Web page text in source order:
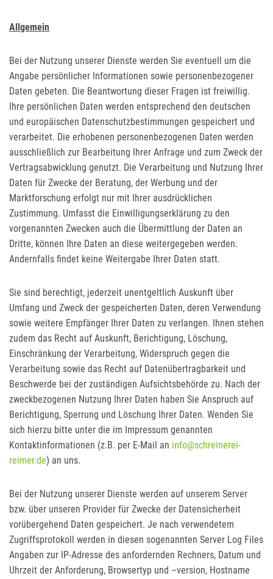
Allgemein
Bei der Nutzung unserer Dienste werden Sie eventuell um die
Angabe persönlicher Informationen sowie personenbezogener
Daten gebeten. Die Beantwortung dieser Fragen ist freiwillig.
Ihre persönlichen Daten werden entsprechend den deutschen
und europäischen Datenschutzbestimmungen gespeichert und
verarbeitet. Die erhobenen personenbezogenen Daten werden
ausschließlich zur Bearbeitung Ihrer Anfrage und zum Zweck der
Vertragsabwicklung genutzt. Die Verarbeitung und Nutzung Ihrer
Daten für Zwecke der Beratung, der Werbung und der
Marktforschung erfolgt nur mit Ihrer ausdrücklichen
Zustimmung. Umfasst die Einwilligungserklärung zu den
vorgenannten Zwecken auch die Übermittlung der Daten an
Dritte, können Ihre Daten an diese weitergegeben werden.
Andernfalls findet keine Weitergabe Ihrer Daten statt.
Sie sind berechtigt, jederzeit unentgeltlich Auskunft über
Umfang und Zweck der gespeicherten Daten, deren Verwendung
sowie weitere Empfänger Ihrer Daten zu verlangen. Ihnen stehen
zudem das Recht auf Auskunft, Berichtigung, Löschung,
Einschränkung der Verarbeitung, Widerspruch gegen die
Verarbeitung sowie das Recht auf Datenübertragbarkeit und
Beschwerde bei der zuständigen Aufsichtsbehörde zu. Nach der
zweckbezogenen Nutzung Ihrer Daten haben Sie Anspruch auf
Berichtigung, Sperrung und Löschung Ihrer Daten. Wenden Sie
sich hierzu bitte unter die im Impressum genannten
Kontaktinformationen (z.B. per E-Mail an info@schreinerei-
reimer.de) an uns.
Bei der Nutzung unserer Dienste werden auf unserem Server
bzw. über unseren Provider für Zwecke der Datensicherheit
vorübergehend Daten gespeichert. Je nach verwendetem
Zugriffsprotokoll werden in diesen sogenannten Server Log Files
Angaben zur IP-Adresse des anfordernden Rechners, Datum und
Uhrzeit der Anforderung, Browsertyp und –version, Hostname